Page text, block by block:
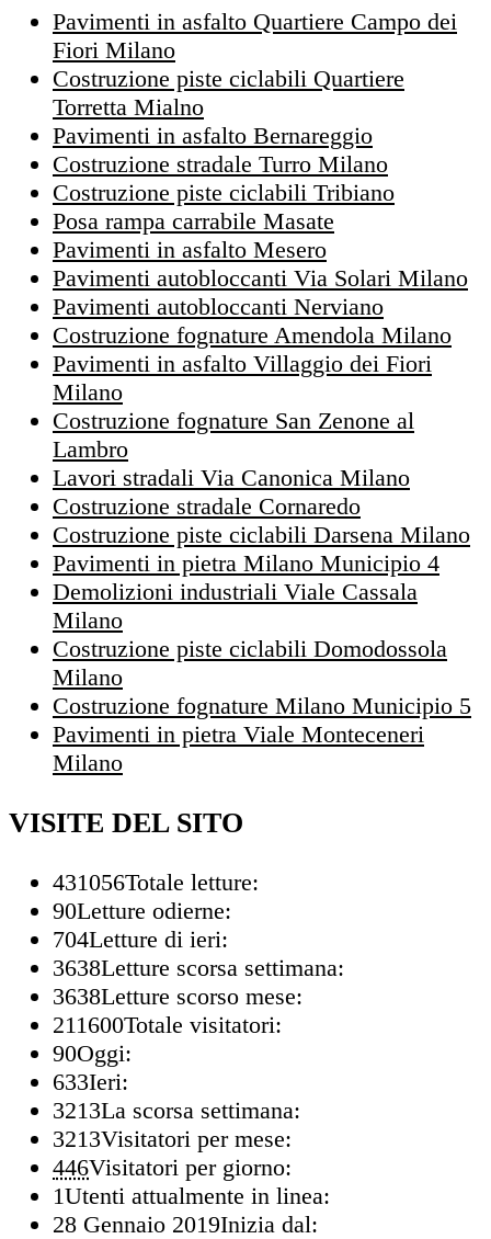
Pavimenti in asfalto Quartiere Campo dei
Fiori Milano
Costruzione piste ciclabili Quartiere
Torretta Mialno
Pavimenti in asfalto Bernareggio
Costruzione stradale Turro Milano
Costruzione piste ciclabili Tribiano
Posa rampa carrabile Masate
Pavimenti in asfalto Mesero
Pavimenti autobloccanti Via Solari Milano
Pavimenti autobloccanti Nerviano
Costruzione fognature Amendola Milano
Pavimenti in asfalto Villaggio dei Fiori
Milano
Costruzione fognature San Zenone al
Lambro
Lavori stradali Via Canonica Milano
Costruzione stradale Cornaredo
Costruzione piste ciclabili Darsena Milano
Pavimenti in pietra Milano Municipio 4
Demolizioni industriali Viale Cassala
Milano
Costruzione piste ciclabili Domodossola
Milano
Costruzione fognature Milano Municipio 5
Pavimenti in pietra Viale Monteceneri
Milano
VISITE DEL SITO
431056Totale letture:
90Letture odierne:
704Letture di ieri:
3638Letture scorsa settimana:
3638Letture scorso mese:
211600Totale visitatori:
90Oggi:
633Ieri:
3213La scorsa settimana:
3213Visitatori per mese:
446Visitatori per giorno:
1Utenti attualmente in linea:
28 Gennaio 2019Inizia dal: